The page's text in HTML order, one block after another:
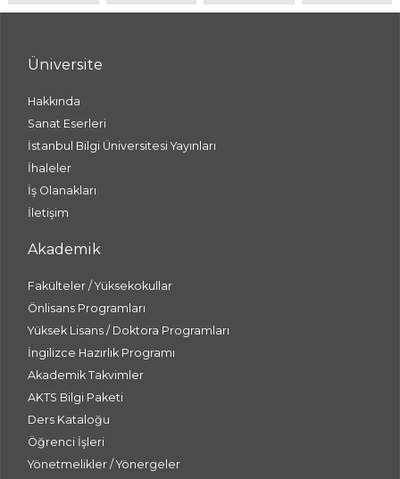
Üniversite
Hakkında
Sanat Eserleri
İstanbul Bilgi Üniversitesi Yayınları
İhaleler
İş Olanakları
İletişim
Akademik
Fakülteler / Yüksekokullar
Önlisans Programları
Yüksek Lisans / Doktora Programları
İngilizce Hazırlık Programı
Akademik Takvimler
AKTS Bilgi Paketi
Ders Kataloğu
Öğrenci İşleri
Yönetmelikler / Yönergeler